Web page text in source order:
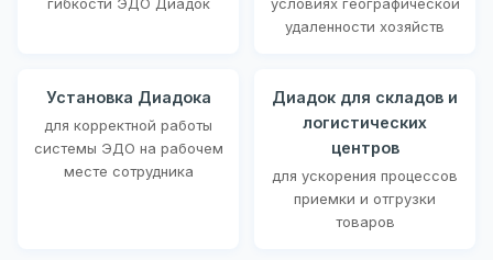
удаленности хозяйств
Установка Диадока
для корректной работы
системы ЭДО на рабочем
месте сотрудника
Диадок для складов и
логистических
центров
для ускорения процессов
приемки и отгрузки
товаров